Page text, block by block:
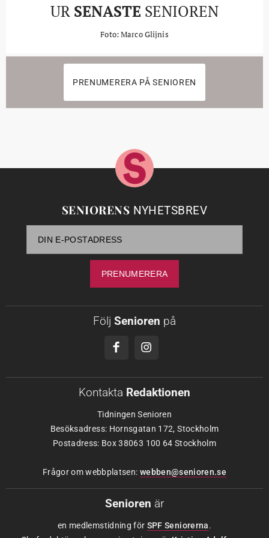
UR SENASTE SENIOREN
Foto: Marco Glijnis
PRENUMERERA PÅ SENIOREN
SENIORENS NYHETSBREV
Följ Senioren på
Kontakta Redaktionen
Tidningen Senioren
Besöksadress: Hornsgatan 172, Stockholm
Postadress: Box 38063 100 64 Stockholm
Frågor om webbplatsen: webben@senioren.se
Senioren är
en medlemstidning för SPF Seniorerna.